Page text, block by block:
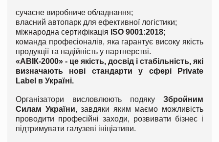
сучасне виробниче обладнання;
власний автопарк для ефективної логістики;
міжнародна сертифікація ISO 9001:2018;
команда професіоналів, яка гарантує високу якість
продукції та надійність у партнерстві.
«АВІК-2000» - це якість, досвід і стабільність, які
визначають нові стандарти у сфері Private
Label в Україні.
Організатори висловлюють подяку Збройним
Силам України, завдяки яким маємо можливість
проводити професійні заходи, розвивати бізнес і
підтримувати галузеві ініціативи.